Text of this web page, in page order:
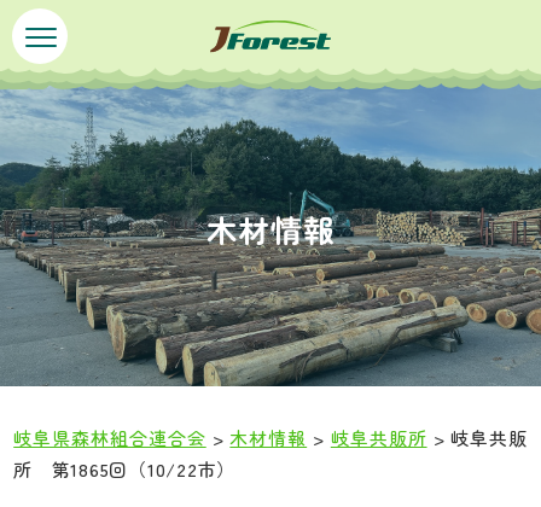
ペ
ー
ジ
の
先
頭
で
す
。
メ
ニ
ュ
ー
を
飛
ば
し
て
文
木材情報
岐阜県森林組合連合会 >木材情報 > 岐阜共販所 >岐阜共販
所 第1865回（10/22市）